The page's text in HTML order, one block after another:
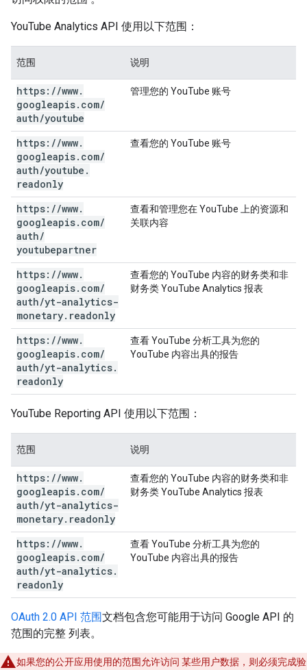
YouTube Analytics API 使用以下范围：
范围 说明
https: //www.
googleapis. com/
auth/youtube
管理您的 YouTube 账号
https: //www.
googleapis. com/
auth/youtube .
readonly
查看您的 YouTube 账号
https: //www.
googleapis. com/
auth/
youtubepartner
查看和管理您在 YouTube 上的资源和
关联内容
https: //www.
googleapis. com/
auth/yt-analytics-
monetary. readonly
查看您的 YouTube 内容的财务类和非
财务类 YouTube Analytics 报表
https: //www.
googleapis. com/
auth/yt-analytics.
readonly
查看 YouTube 分析工具为您的
YouTube 内容出具的报告
YouTube Reporting API 使用以下范围：
范围 说明
https: //www.
googleapis. com/
auth/yt-analytics-
monetary. readonly
查看您的 YouTube 内容的财务类和非
财务类 YouTube Analytics 报表
https: //www.
googleapis. com/
auth/yt-analytics.
readonly
查看 YouTube 分析工具为您的
YouTube 内容出具的报告
OAuth 2.0 API 范围文档包含您可能用于访问 Google API 的
范围的完整 列表。
如果您的公开应用使用的范围允许访问 某些用户数据，则必须完成验